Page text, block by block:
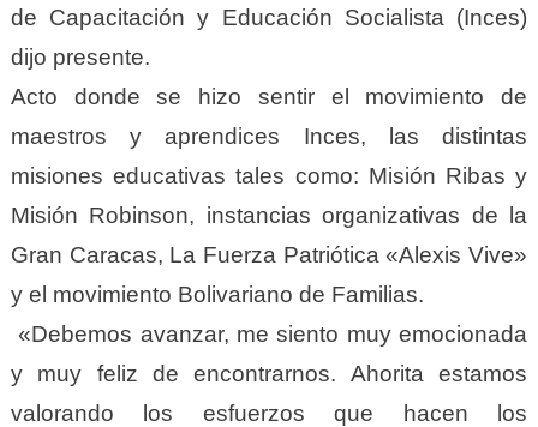
de Capacitación y Educación Socialista (Inces)
dijo presente.
Acto donde se hizo sentir el movimiento de
maestros y aprendices Inces, las distintas
misiones educativas tales como: Misión Ribas y
Misión Robinson, instancias organizativas de la
Gran Caracas, La Fuerza Patriótica «Alexis Vive»
y el movimiento Bolivariano de Familias.
«Debemos avanzar, me siento muy emocionada
y muy feliz de encontrarnos. Ahorita estamos
valorando los esfuerzos que hacen los